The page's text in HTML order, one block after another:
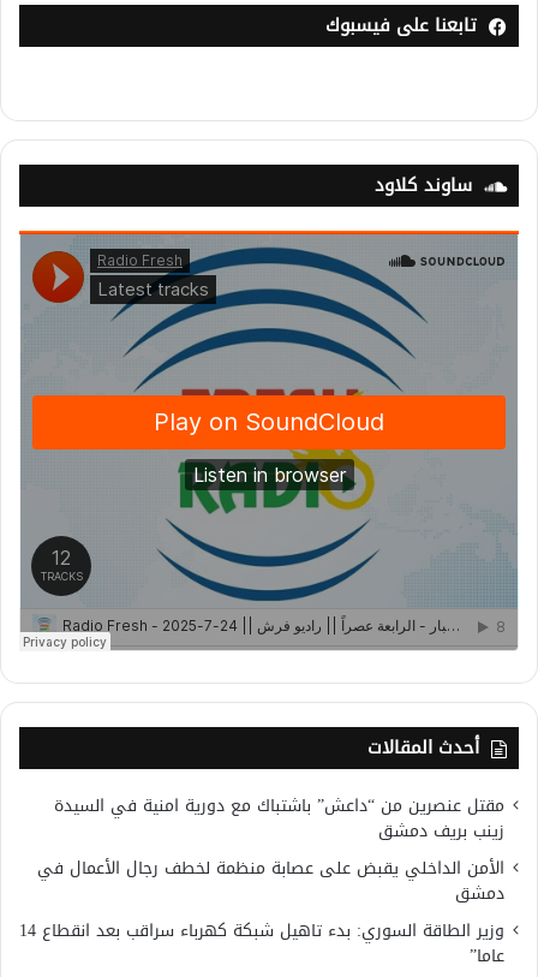
تابعنا على فيسبوك
ساوند كلاود
أحدث المقالات
مقتل عنصرين من “داعش” باشتباك مع دورية امنية في السيدة
زينب بريف دمشق
الأمن الداخلي يقبض على عصابة منظمة لخطف رجال الأعمال في
دمشق
وزير الطاقة السوري: بدء تاهيل شبكة كهرباء سراقب بعد انقطاع 14
عاما”